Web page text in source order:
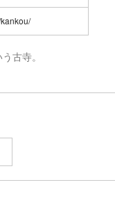
古寺。